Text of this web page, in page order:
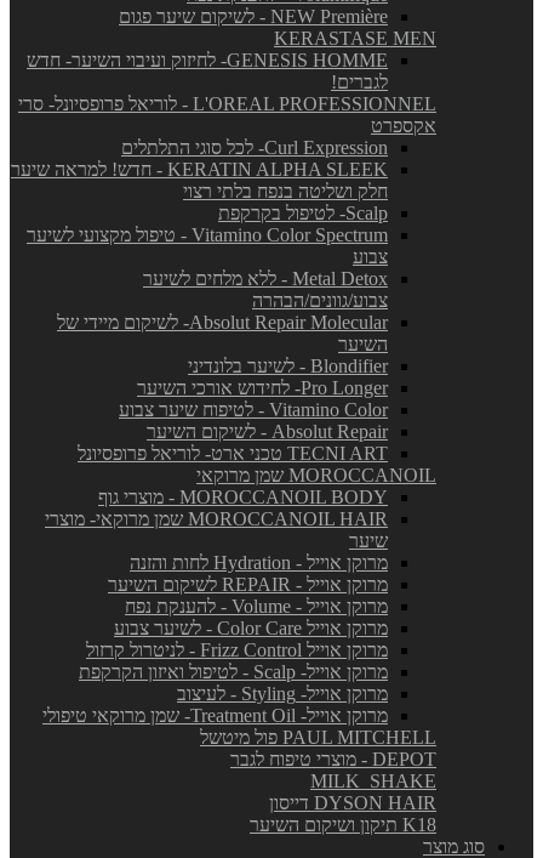
NEW Première - לשיקום שיער פגום
KERASTASE MEN
GENESIS HOMME- לחיזוק ועיבוי השיער- חדש
לגברים!
L'OREAL PROFESSIONNEL - לוריאל פרופסיונל- סרי
אקספרט
Curl Expression- לכל סוגי התלתלים
KERATIN ALPHA SLEEK - חדש! למראה שיער
חלק ושליטה בנפח בלתי רצוי
Scalp- לטיפול בקרקפת
Vitamino Color Spectrum - טיפול מקצועי לשיער
צבוע
Metal Detox - ללא מלחים לשיער
צבוע/גוונים/הבהרה
Absolut Repair Molecular- לשיקום מיידי של
השיער
Blondifier - לשיער בלונדיני
Pro Longer- לחידוש אורכי השיער
Vitamino Color - לטיפוח שיער צבוע
Absolut Repair - לשיקום השיער
TECNI ART טכני ארט- לוריאל פרופסיונל
MOROCCANOIL שמן מרוקאי
MOROCCANOIL BODY - מוצרי גוף
MOROCCANOIL HAIR שמן מרוקאי- מוצרי
שיער
מרוקן אוייל - Hydration לחות והזנה
מרוקן אוייל - REPAIR לשיקום השיער
מרוקן אוייל - Volume - להענקת נפח
מרוקן אוייל Color Care - לשיער צבוע
מרוקן אוייל Frizz Control - לניטרול קרזול
מרוקן אוייל- Scalp - לטיפול ואיזון הקרקפת
מרוקן אוייל- Styling - לעיצוב
מרוקן אוייל- Treatment Oil- שמן מרוקאי טיפולי
PAUL MITCHELL פול מיטשל
DEPOT - מוצרי טיפוח לגבר
MILK_SHAKE
DYSON HAIR דייסון
K18 תיקון ושיקום השיער
סוג מוצר